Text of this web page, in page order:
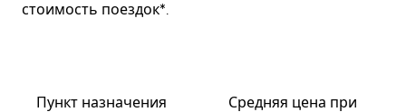
стоимость поездок*.
Пункт назначения
Средняя цена при